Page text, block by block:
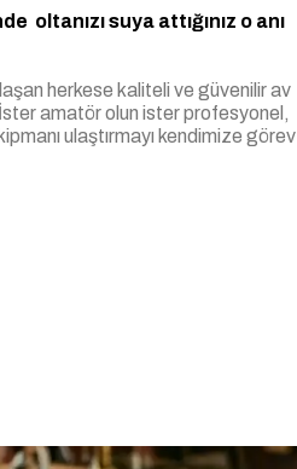
oltanızı suya attığınız o anı
herkese kaliteli ve güvenilir av
amatör olun ister profesyonel,
ulaştırmayı kendimize görev